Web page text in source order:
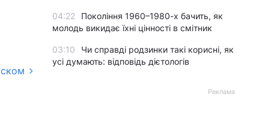
04:22
Покоління 1960–1980-х бачить, як
молодь викидає їхні цінності в смітник
03:10
Чи справді родзинки такі корисні, як
усі думають: відповідь дієтологів
Реклама